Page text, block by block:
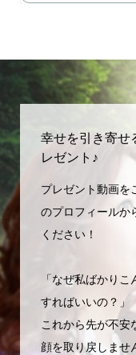
幸せを引き寄せ
レゼント♪
プレゼント動画を
のプロフィールか
ください！
「なぜ私ばかり
すればいいの？」
これから先が不
顔を取り戻しませ